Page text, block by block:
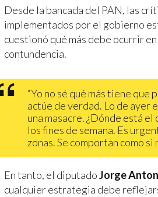
Desde la bancada del PAN, las
implementados por el gobierno
cuestionó qué más debe ocurrir
contundencia.
“Yo no sé qué más tiene
actúe de verdad. Lo de ayer
una masacre. ¿Dónde está
los fines de semana. Es
zonas. Se comportan como si
En tanto, el diputadoJorge
cualquier estrategia debe